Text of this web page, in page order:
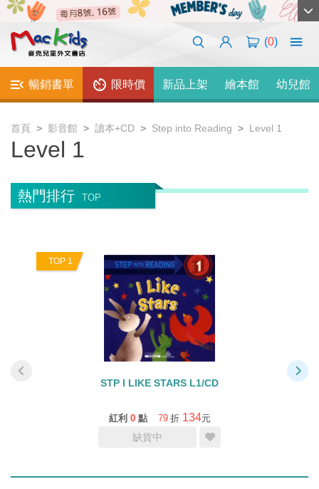
(0)
暢銷書單 限時價 新品上架 繪本館 幼兒館
首頁 影音館 讀本+CD Step into Reading Level 1
Level 1
熱門排行 TOP
TOP 1
STP I LIKE STARS L1/CD
紅利 0 點 79 折 134元
缺貨中